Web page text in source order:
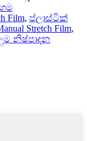
Film, ප්ලාස්ටික්
Stretch Film,
නිෂ්පාදන